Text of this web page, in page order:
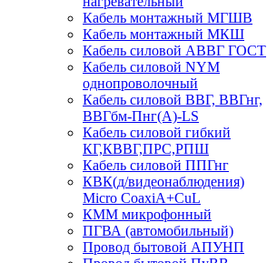
Кабель монтажный МГШВ
Кабель монтажный МКШ
Кабель силовой АВВГ ГОСТ
Кабель силовой NYM
однопроволочный
Кабель силовой ВВГ, ВВГнг,
ВВГбм-Пнг(А)-LS
Кабель силовой гибкий
КГ,КВВГ,ПРС,РПШ
Кабель силовой ППГнг
КВК(д/видеонаблюдения)
Micro CoaxiA+CuL
КММ микрофонный
ПГВА (автомобильный)
Провод бытовой АПУНП